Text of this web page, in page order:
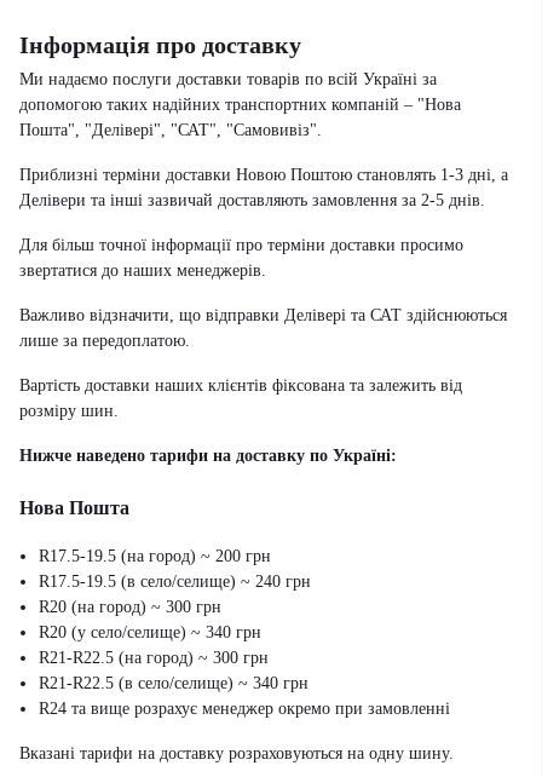
Інформація про доставку
Ми надаємо послуги доставки товарів по всій Україні за
допомогою таких надійних транспортних компаній – "Нова
Пошта", "Делівері", "САТ", "Самовивіз".
Приблизні терміни доставки Новою Поштою становлять 1-3 дні, а
Делівери та інші зазвичай доставляють замовлення за 2-5 днів.
Для більш точної інформації про терміни доставки просимо
звертатися до наших менеджерів.
Важливо відзначити, що відправки Делівері та САТ здійснюються
лише за передоплатою.
Вартість доставки наших клієнтів фіксована та залежить від
розміру шин.
Нижче наведено тарифи на доставку по Україні:
Нова Пошта
R17.5-19.5 (на город) ~ 200 грн
R17.5-19.5 (в село/селище) ~ 240 грн
R20 (на город) ~ 300 грн
R20 (у село/селище) ~ 340 грн
R21-R22.5 (на город) ~ 300 грн
R21-R22.5 (в село/селище) ~ 340 грн
R24 та вище розрахує менеджер окремо при замовленні
Вказані тарифи на доставку розраховуються на одну шину.